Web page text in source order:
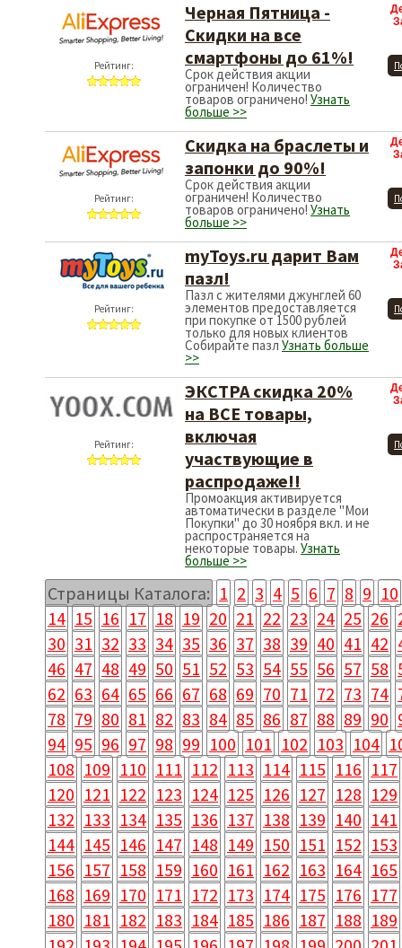
Рейтинг:
Черная Пятница -
Скидки на все
смартфоны до 61%!
Срок действия акции
ограничен! Количество
товаров ограничено! Узнать
больше >>
Рейтинг:
Скидка на браслеты и
запонки до 90%!
Срок действия акции
ограничен! Количество
товаров ограничено! Узнать
больше >>
Рейтинг:
myToys.ru дарит Вам
пазл!
Пазл с жителями джунглей 60
элементов предоставляется
при покупке от 1500 рублей
только для новых клиентов
Собирайте пазл Узнать больше
>>
Рейтинг:
ЭКСТРА скидка 20%
на ВСЕ товары,
включая
участвующие в
распродаже!!
Промоакция активируется
автоматически в разделе "Мои
Покупки" до 30 ноября вкл. и не
распространяется на
некоторые товары. Узнать
больше >>
Страницы Каталога: 1 2 3 4 5 6 7 8 9 10
14 15 16 17 18 19 20 21 22 23 24 25 26
30 31 32 33 34 35 36 37 38 39 40 41 42
46 47 48 49 50 51 52 53 54 55 56 57 58
62 63 64 65 66 67 68 69 70 71 72 73 74
78 79 80 81 82 83 84 85 86 87 88 89 90
94 95 96 97 98 99 100 101 102 103 104
108 109 110 111 112 113 114 115 116 117
120 121 122 123 124 125 126 127 128 129
132 133 134 135 136 137 138 139 140 141
144 145 146 147 148 149 150 151 152 153
156 157 158 159 160 161 162 163 164 165
168 169 170 171 172 173 174 175 176 177
180 181 182 183 184 185 186 187 188 189